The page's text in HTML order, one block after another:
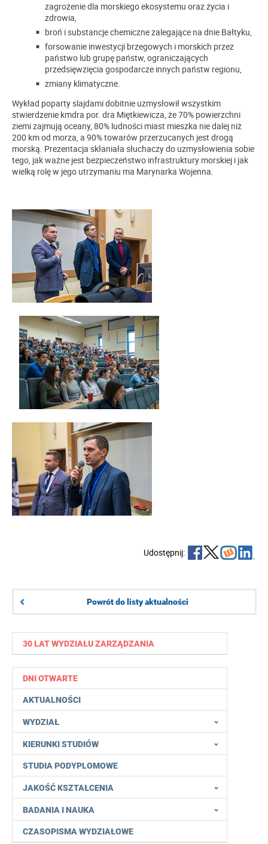
30 LAT WYDZIAŁU ZARZĄDZANIA
DNI OTWARTE
AKTUALNOŚCI
WYDZIAŁ
KIERUNKI STUDIÓW
STUDIA PODYPLOMOWE
JAKOŚĆ KSZTAŁCENIA
BADANIA I NAUKA
CZASOPISMA WYDZIAŁOWE
zagrożenie dla morskiego ekosystemu oraz życia i
zdrowia,
broń i substancje chemiczne zalegające na dnie Bałtyku,
forsowanie inwestycji brzegowych i morskich przez
państwo lub grupę państw, ograniczających
przedsięwzięcia gospodarcze innych państw regionu,
zmiany klimatyczne.
Wykład poparty slajdami dobitnie uzmysłowił wszystkim
stwierdzenie kmdra por. dra Miętkiewicza, że 70% powierzchni
ziemi zajmują oceany, 80% ludności miast mieszka nie dalej niż
200 km od morza, a 90% towarów przerzucanych jest drogą
morską. Prezentacja skłaniała słuchaczy do uzmysłowienia sobie
tego, jak ważne jest bezpieczeństwo infrastruktury morskiej i jak
wielką rolę w jego utrzymaniu ma Marynarka Wojenna.
Udostępnij:
Powrót do listy aktualności